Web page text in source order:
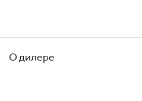
О дилере